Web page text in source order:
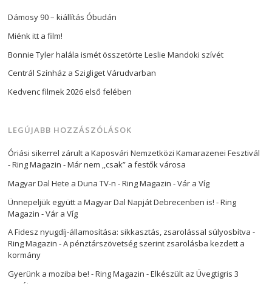
Dámosy 90 – kiállítás Óbudán
Miénk itt a film!
Bonnie Tyler halála ismét összetörte Leslie Mandoki szívét
Centrál Színház a Szigliget Várudvarban
Kedvenc filmek 2026 első felében
LEGÚJABB HOZZÁSZÓLÁSOK
Óriási sikerrel zárult a Kaposvári Nemzetközi Kamarazenei Fesztivál
- Ring Magazin -Már nem ,,csak” a festők városa
Magyar Dal Hete a Duna TV-n - Ring Magazin -Vár a Víg
Ünnepeljük együtt a Magyar Dal Napját Debrecenben is! - Ring
Magazin -Vár a Víg
A Fidesz nyugdíj-államosítása: sikkasztás, zsarolással súlyosbítva -
Ring Magazin -A pénztárszövetség szerint zsarolásba kezdett a
kormány
Gyerünk a moziba be! - Ring Magazin -Elkészült az Üvegtigris 3